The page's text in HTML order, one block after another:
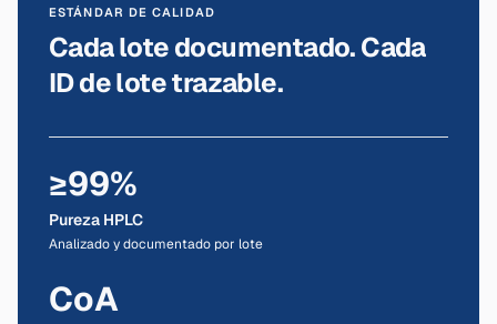
ESTÁNDAR DE CALIDAD
Cada lote documentado. Cada
ID de lote trazable.
≥99%
Pureza HPLC
Analizado y documentado por lote
CoA